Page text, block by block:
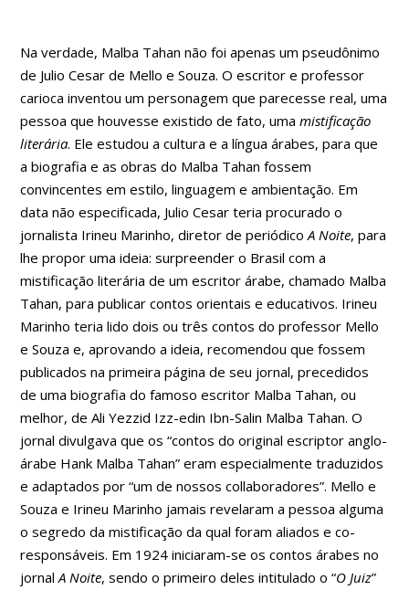
Na verdade, Malba Tahan não foi apenas um pseudônimo
de Julio Cesar de Mello e Souza. O escritor e professor
carioca inventou um personagem que parecesse real, uma
pessoa que houvesse existido de fato, umamistificação
literária. Ele estudou a cultura e a língua árabes, para que
a biografia e as obras do Malba Tahan fossem
convincentes em estilo, linguagem e ambientação. Em
data não especificada, Julio Cesar teria procurado o
jornalista Irineu Marinho, diretor de periódicoA Noite, para
lhe propor uma ideia: surpreender o Brasil com a
mistificação literária de um escritor árabe, chamado Malba
Tahan, para publicar contos orientais e educativos. Irineu
Marinho teria lido dois ou três contos do professor Mello
e Souza e, aprovando a ideia, recomendou que fossem
publicados na primeira página de seu jornal, precedidos
de uma biografia do famoso escritor Malba Tahan, ou
melhor, de Ali Yezzid Izz-edin Ibn-Salin Malba Tahan. O
jornal divulgava que os “contos do original escriptor anglo-
árabe Hank Malba Tahan” eram especialmente traduzidos
e adaptados por “um de nossos collaboradores”. Mello e
Souza e Irineu Marinho jamais revelaram a pessoa alguma
o segredo da mistificação da qual foram aliados e co-
responsáveis. Em 1924 iniciaram-se os contos árabes no
jornalA Noite, sendo o primeiro deles intitulado o “O Juiz”